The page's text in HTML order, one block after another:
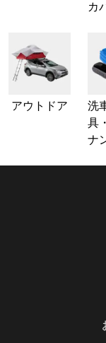
カ
アウトドア
洗
具
ナ